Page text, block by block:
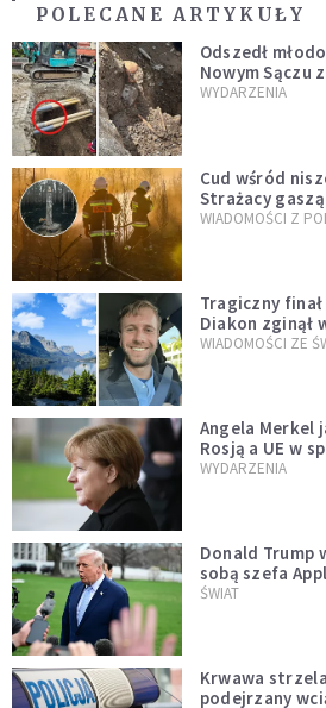
POLECANE ARTYKUŁY
Odszedł
Nowym Sączu
mężczyzny z
WYDARZENIA
Cud wśród
Strażacy
opublikowali
WIADOMOŚCI Z
Tragiczny
Diakon zginął
WIADOMOŚCI ZE
Angela Merkel
Rosją a UE w
WYDARZENIA
Donald Trump
sobą szefa
Muska
ŚWIAT
Krwawa
podejrzany